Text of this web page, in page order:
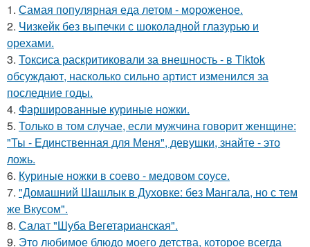
1. Самая популярная еда летом - мороженое.
2. Чизкейк без выпечки с шоколадной глазурью и
орехами.
3. Токсиса раскритиковали за внешность - в Tiktok
обсуждают, насколько сильно артист изменился за
последние годы.
4. Фаршированные куриные ножки.
5. Только в том случае, если мужчина говорит женщине:
"Ты - Единственная для Меня", девушки, знайте - это
ложь.
6. Куриные ножки в соево - медовом соусе.
7. "Домашний Шашлык в Духовке: без Мангала, но с тем
же Вкусом".
8. Салат "Шуба Вегетарианская".
9. Это любимое блюдо моего детства, которое всегда